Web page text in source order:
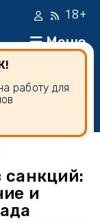
Меню
18+
работу для
санкций:
и